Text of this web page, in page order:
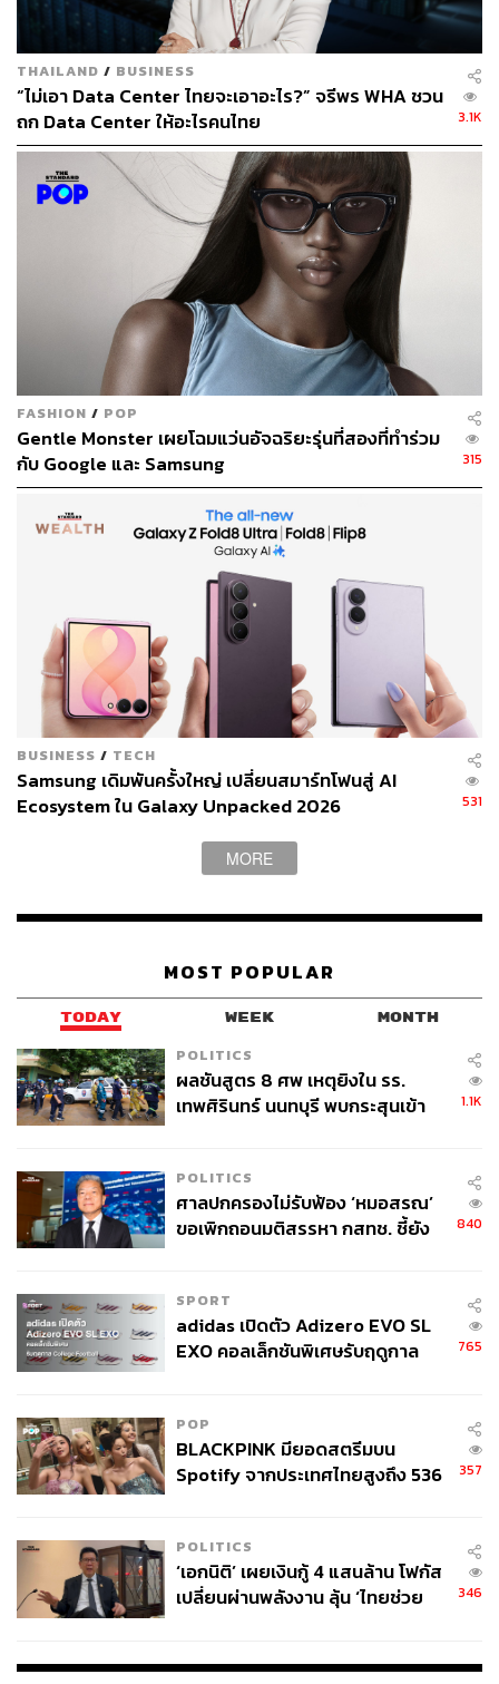
THAILAND / BUSINESS
“ไม่เอา Data Center ไทยจะเอาอะไร?” จรีพร WHA ชวน
ถก Data Center ให้อะไรคนไทย
3.1K
FASHION / POP
Gentle Monster เผยโฉมแว่นอัจฉริยะรุ่นที่สองที่ทำร่วม
กับ Google และ Samsung
315
BUSINESS / TECH
Samsung เดิมพันครั้งใหญ่ เปลี่ยนสมาร์ทโฟนสู่ AI
Ecosystem ใน Galaxy Unpacked 2026
531
MORE
MOST POPULAR
TODAY WEEK MONTH
POLITICS
ผลชันสูตร 8 ศพ เหตุยิงใน รร.
เทพศิรินทร์ นนทบุรี พบกระสุนเข้า
1.1K
POLITICS
ศาลปกครองไม่รับฟ้อง ‘หมอสรณ’
ขอเพิกถอนมติสรรหา กสทช. ชี้ยัง
840
SPORT
adidas เปิดตัว Adizero EVO SL
EXO คอลเล็กชันพิเศษรับฤดูกาล
765
POP
BLACKPINK มียอดสตรีมบน
Spotify จากประเทศไทยสูงถึง 536
357
POLITICS
‘เอกนิติ’ เผยเงินกู้ 4 แสนล้าน โฟกัส
เปลี่ยนผ่านพลังงาน ลุ้น ‘ไทยช่วย
346